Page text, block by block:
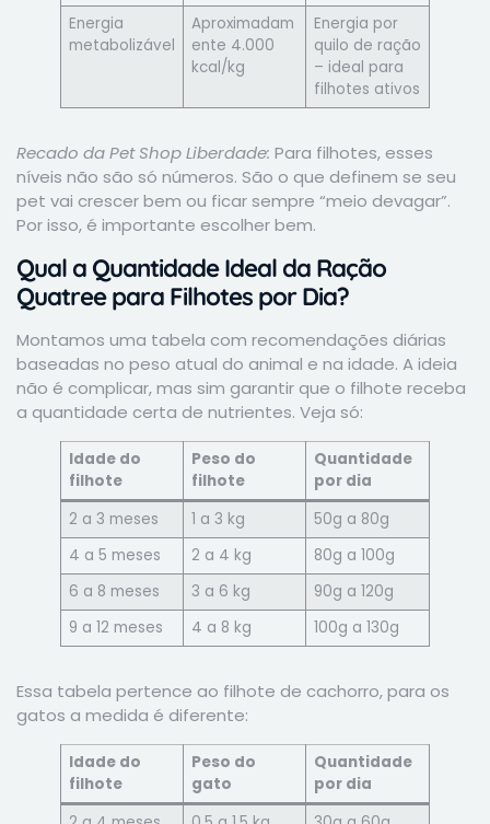
Energia
metabolizável
Aproximadam
ente 4.000
kcal/kg
Energia por
quilo de ração
– ideal para
filhotes ativos
Recado da Pet Shop Liberdade: Para filhotes, esses
níveis não são só números. São o que definem se seu
pet vai crescer bem ou ficar sempre “meio devagar”.
Por isso, é importante escolher bem.
Qual a Quantidade Ideal da Ração
Quatree para Filhotes por Dia?
Montamos uma tabela com recomendações diárias
baseadas no peso atual do animal e na idade. A ideia
não é complicar, mas sim garantir que o filhote receba
a quantidade certa de nutrientes. Veja só:
Idade do
filhote
Peso do
filhote
Quantidade
por dia
2 a 3 meses
1 a 3 kg
50g a 80g
4 a 5 meses
2 a 4 kg
80g a 100g
6 a 8 meses
3 a 6 kg
90g a 120g
9 a 12 meses
4 a 8 kg 100g a 130g
Essa tabela pertence ao filhote de cachorro, para os
gatos a medida é diferente:
Idade do
filhote
Peso do
gato
Quantidade
por dia